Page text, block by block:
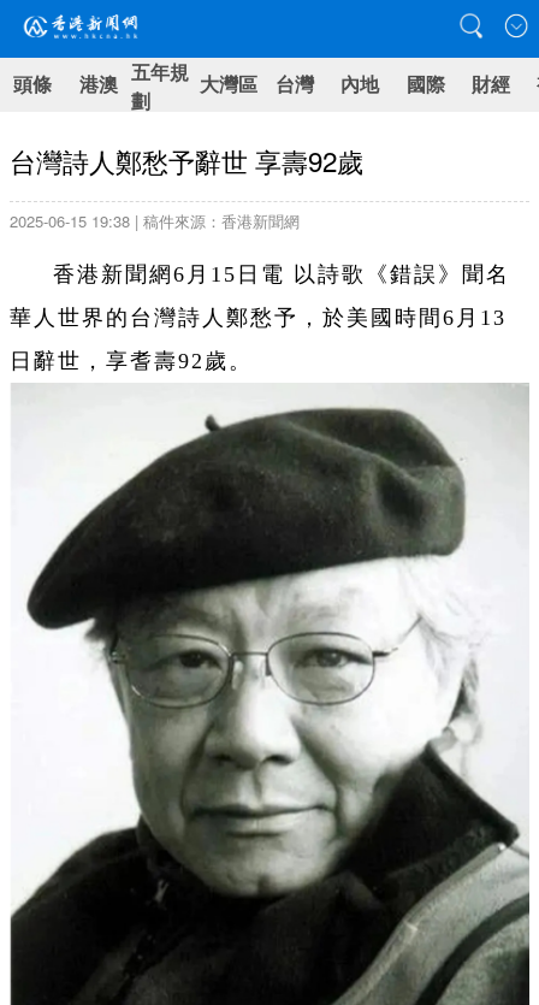
頭條 港澳 五年規
劃
大灣區 台灣 內地 國際 財經
台灣詩人鄭愁予辭世 享壽92歲
2025-06-15 19:38 | 稿件來源：香港新聞網
香港新聞網6月15日電 以詩歌《錯誤》聞名
華人世界的台灣詩人鄭愁予，於美國時間6月13
日辭世，享耆壽92歲。